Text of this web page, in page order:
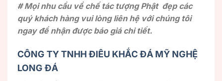
# Mọi nhu cầu về chế tác tượng Phật đẹp các
quý khách hàng vui lòng liên hệ với chúng tôi
ngay để nhận được báo giá chi tiết.
CÔNG TY TNHH ĐIÊU KHẮC ĐÁ MỸ NGHỆ
LONG ĐÁ